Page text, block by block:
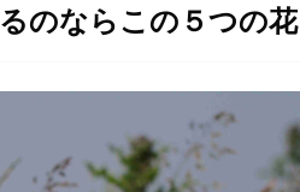
のならこの５つの花